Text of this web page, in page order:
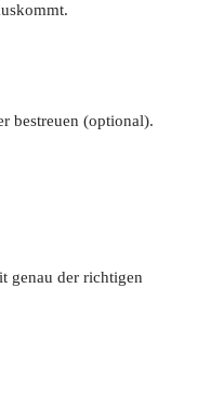
bestreuen (optional).
genau der richtigen